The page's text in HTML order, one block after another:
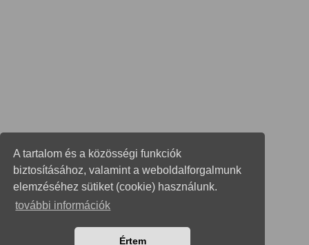
A tartalom és a közösségi funkciók
biztosításához, valamint a weboldalforgalmunk
elemzéséhez sütiket (cookie) használunk.
további információk
Értem